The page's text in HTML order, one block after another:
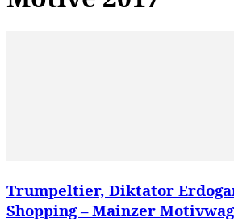
Trumpeltier, Diktator
Shopping – Mainzer